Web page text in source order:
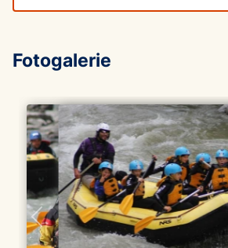
Fotogalerie